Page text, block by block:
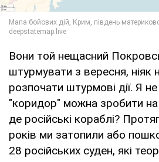
Вони той нещасний
штурмувати з вересня, ніяк
розпочати штурмові дії. Я
"коридор" можна зробити на
де російські кораблі?
років ми затопили або
28 російських суден, які